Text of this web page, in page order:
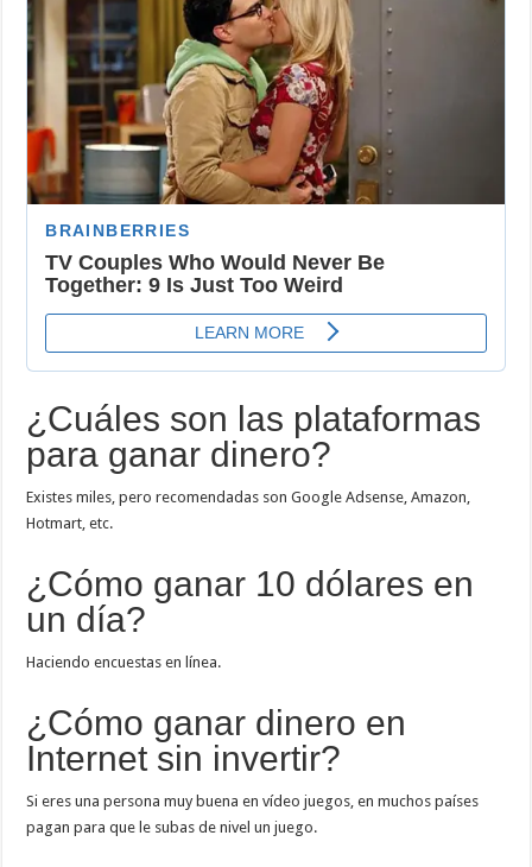
¿Cuáles son las plataformas
para ganar dinero?
Existes miles, pero recomendadas son Google Adsense, Amazon,
Hotmart, etc.
¿Cómo ganar 10 dólares en
un día?
Haciendo encuestas en línea.
¿Cómo ganar dinero en
Internet sin invertir?
Si eres una persona muy buena en vídeo juegos, en muchos países
pagan para que le subas de nivel un juego.